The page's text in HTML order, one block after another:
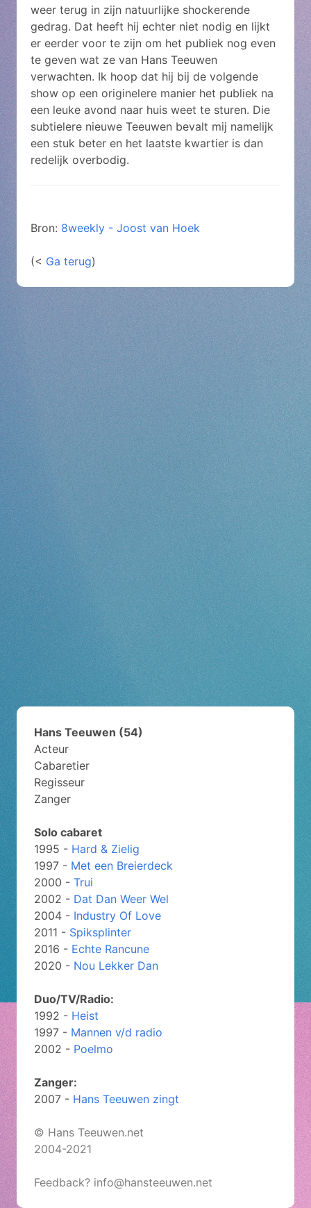
weer terug in zijn natuurlijke shockerende
gedrag. Dat heeft hij echter niet nodig en lijkt
er eerder voor te zijn om het publiek nog even
te geven wat ze van Hans Teeuwen
verwachten. Ik hoop dat hij bij de volgende
show op een originelere manier het publiek na
een leuke avond naar huis weet te sturen. Die
subtielere nieuwe Teeuwen bevalt mij namelijk
een stuk beter en het laatste kwartier is dan
redelijk overbodig.
Bron: 8weekly - Joost van Hoek
(< Ga terug)
Hans Teeuwen (54)
Acteur
Cabaretier
Regisseur
Zanger
Solo cabaret
1995 - Hard & Zielig
1997 - Met een Breierdeck
2000 - Trui
2002 - Dat Dan Weer Wel
2004 - Industry Of Love
2011 - Spiksplinter
2016 - Echte Rancune
2020 - Nou Lekker Dan
Duo/TV/Radio:
1992 - Heist
1997 - Mannen v/d radio
2002 - Poelmo
Zanger:
2007 - Hans Teeuwen zingt
© Hans Teeuwen.net
2004-2021
Feedback? info@hansteeuwen.net